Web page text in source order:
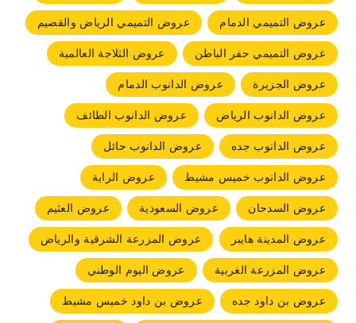
عروض التميمي الدمام
عروض التميمي الرياض والقصيم
عروض التميمي حفر الباطن
عروض الثلاجة العالمية
عروض الجزيرة
عروض الدانوب الدمام
عروض الدانوب الرياض
عروض الدانوب الطائف
عروض الدانوب جده
عروض الدانوب حائل
عروض الدانوب خميس مشيط
عروض الراية
عروض السدحان
عروض السعودية
عروض العثيم
عروض المدينة هايبر
عروض المزرعة الشرقية والرياض
عروض المزرعة الغربية
عروض اليوم الوطني
عروض بن داود جده
عروض بن داود خميس مشيط